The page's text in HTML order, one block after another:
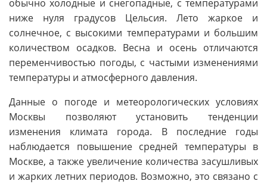
обычно холодные и снегопадные, с температурами
ниже нуля градусов Цельсия. Лето жаркое и
солнечное, с высокими температурами и большим
количеством осадков. Весна и осень отличаются
переменчивостью погоды, с частыми изменениями
температуры и атмосферного давления.
Данные о погоде и метеорологических условиях
Москвы позволяют установить тенденции
изменения климата города. В последние годы
наблюдается повышение средней температуры в
Москве, а также увеличение количества засушливых
и жарких летних периодов. Возможно, это связано с